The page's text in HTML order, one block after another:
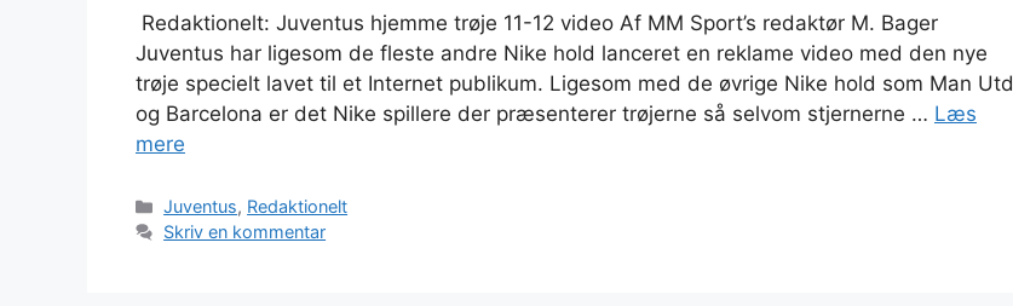
Redaktionelt: Juventus hjemme trøje 11-12 video Af MM Sport’s redaktør M. Bager
Juventus har ligesom de fleste andre Nike hold lanceret en reklame video med den nye
trøje specielt lavet til et Internet publikum. Ligesom med de øvrige Nike hold som Man Utd
og Barcelona er det Nike spillere der præsenterer trøjerne så selvom stjernerne … Læs
mere
Kategorier
Juventus, Redaktionelt
Skriv en kommentar